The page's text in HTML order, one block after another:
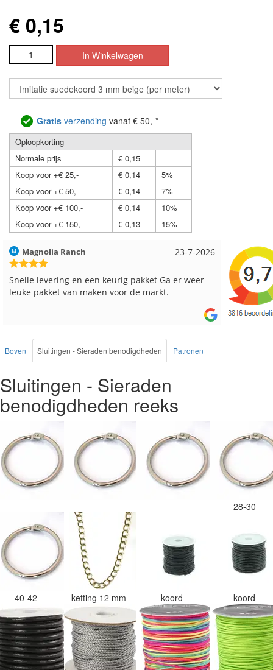
€ 0,15
Gratis verzending vanaf € 50,-*
Oploopkorting
Normale prijs
€ 0,15
Koop voor +€ 25,-
€ 0,14
5%
Koop voor +€ 50,-
€ 0,14
7%
Koop voor +€ 100,-
€ 0,14
10%
Koop voor +€ 150,-
€ 0,13 15%
17-7-2026
Hilde uit Loyers
Reeds meerdere keren breigaren en breinaalden
besteld, altijd heel tevreden over de service.
Loes uit
Snelle
Boven Sluitingen - Sieraden benodigdheden Patronen
Sluitingen - Sieraden
benodigdheden reeks
28-30
40-42 ketting 12 mm koord koord